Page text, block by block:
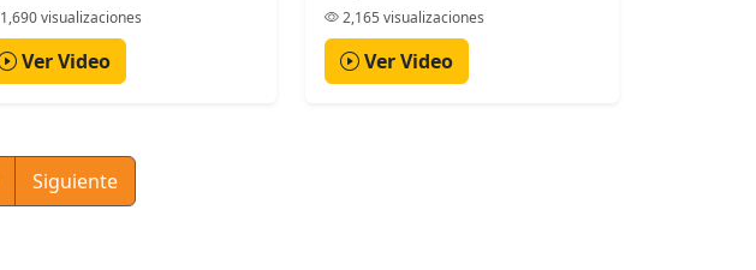
1,690 visualizaciones
Ver Video
2,165 visualizaciones
Ver Video
Siguiente